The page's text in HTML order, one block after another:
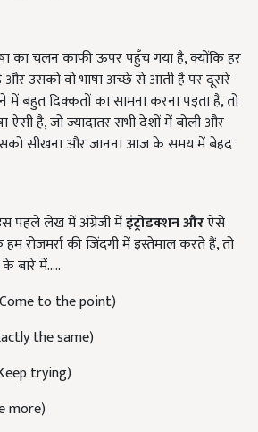
का चलन काफी ऊपर पहुँच गया है,क्योंकि हर
और उसको वो भाषा अच्छे से आती है पर दूसरे
में बहुत दिक्कतों का सामना करना पड़ता है,तो
ऐसी है,जो ज्यादातर सभी देशों में बोली और
सीखना और जानना आज के समय में बेहद
पहले लेख में अंग्रेजी मेंइंट्रोडक्शन औरऐसे
हम रोजमर्रा की जिंदगी में इस्तेमाल करते हैं,तो
बारे में.....
Come to the point)
the same)
trying)
more)